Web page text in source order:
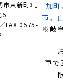
市東新町3丁
5
FAX.0575-
加町 、
市 、
※岐
車で